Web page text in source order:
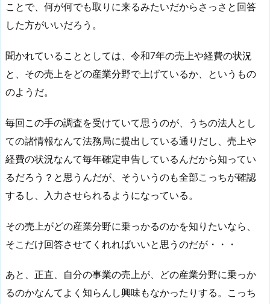
ことで、何が何でも取りに来るみたいだからさっさと回答
した方がいいだろう。
聞かれていることとしては、令和7年の売上や経費の状況
と、その売上をどの産業分野で上げているか、というもの
のようだ。
毎回この手の調査を受けていて思うのが、うちの法人とし
ての諸情報なんて法務局に提出している通りだし、売上や
経費の状況なんて毎年確定申告しているんだから知ってい
るだろう？と思うんだが、そういうのも全部こっちが確認
するし、入力させられるようになっている。
その売上がどの産業分野に乗っかるのかを知りたいなら、
そこだけ回答させてくれればいいと思うのだが・・・
あと、正直、自分の事業の売上が、どの産業分野に乗っか
るのかなんてよく知らんし興味もなかったりする。こっち